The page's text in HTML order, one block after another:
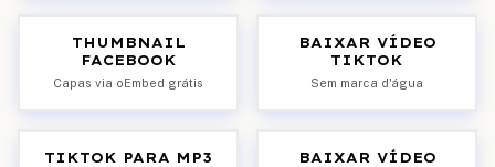
THUMBNAIL
FACEBOOK
Capas via oEmbed grátis
BAIXAR VÍDEO
TIKTOK
Sem marca d'água
TIKTOK PARA MP3 BAIXAR VÍDEO